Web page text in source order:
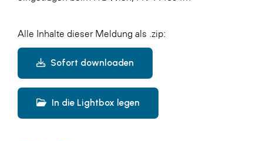
Alle Inhalte dieser Meldung als .zip:
Sofort downloaden
In die Lightbox legen